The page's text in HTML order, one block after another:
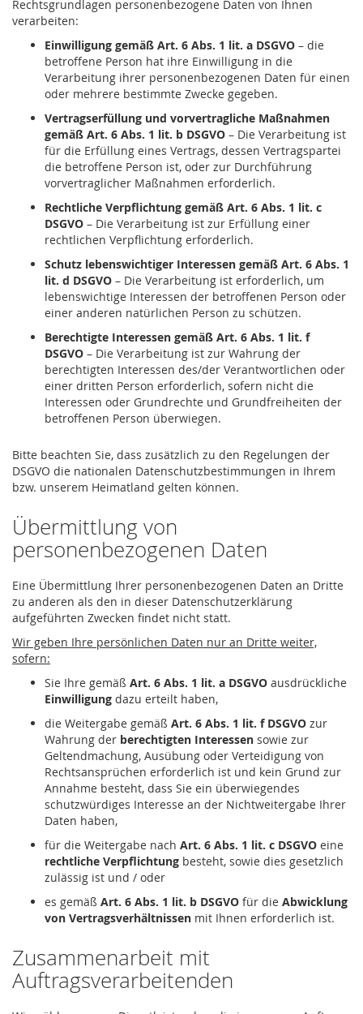
Rechtsgrundlagen personenbezogene Daten von Ihnen
verarbeiten:
Einwilligung gemäß Art. 6 Abs. 1 lit. a DSGVO – die
betroffene Person hat ihre Einwilligung in die
Verarbeitung ihrer personenbezogenen Daten für einen
oder mehrere bestimmte Zwecke gegeben.
Vertragserfüllung und vorvertragliche Maßnahmen
gemäß Art. 6 Abs. 1 lit. b DSGVO – Die Verarbeitung ist
für die Erfüllung eines Vertrags, dessen Vertragspartei
die betroffene Person ist, oder zur Durchführung
vorvertraglicher Maßnahmen erforderlich.
Rechtliche Verpflichtung gemäß Art. 6 Abs. 1 lit. c
DSGVO – Die Verarbeitung ist zur Erfüllung einer
rechtlichen Verpflichtung erforderlich.
Schutz lebenswichtiger Interessen gemäß Art. 6 Abs. 1
lit. d DSGVO – Die Verarbeitung ist erforderlich, um
lebenswichtige Interessen der betroffenen Person oder
einer anderen natürlichen Person zu schützen.
Berechtigte Interessen gemäß Art. 6 Abs. 1 lit. f
DSGVO – Die Verarbeitung ist zur Wahrung der
berechtigten Interessen des/der Verantwortlichen oder
einer dritten Person erforderlich, sofern nicht die
Interessen oder Grundrechte und Grundfreiheiten der
betroffenen Person überwiegen.
Bitte beachten Sie, dass zusätzlich zu den Regelungen der
DSGVO die nationalen Datenschutzbestimmungen in Ihrem
bzw. unserem Heimatland gelten können.
Übermittlung von
personenbezogenen Daten
Eine Übermittlung Ihrer personenbezogenen Daten an Dritte
zu anderen als den in dieser Datenschutzerklärung
aufgeführten Zwecken findet nicht statt.
Wir geben Ihre persönlichen Daten nur an Dritte weiter,
sofern:
Sie Ihre gemäß Art. 6 Abs. 1 lit. a DSGVO ausdrückliche
Einwilligung dazu erteilt haben,
die Weitergabe gemäß Art. 6 Abs. 1 lit. f DSGVO zur
Wahrung der berechtigten Interessen sowie zur
Geltendmachung, Ausübung oder Verteidigung von
Rechtsansprüchen erforderlich ist und kein Grund zur
Annahme besteht, dass Sie ein überwiegendes
schutzwürdiges Interesse an der Nichtweitergabe Ihrer
Daten haben,
für die Weitergabe nach Art. 6 Abs. 1 lit. c DSGVO eine
rechtliche Verpflichtung besteht, sowie dies gesetzlich
zulässig ist und / oder
es gemäß Art. 6 Abs. 1 lit. b DSGVO für die Abwicklung
von Vertragsverhältnissen mit Ihnen erforderlich ist.
Zusammenarbeit mit
Auftragsverarbeitenden